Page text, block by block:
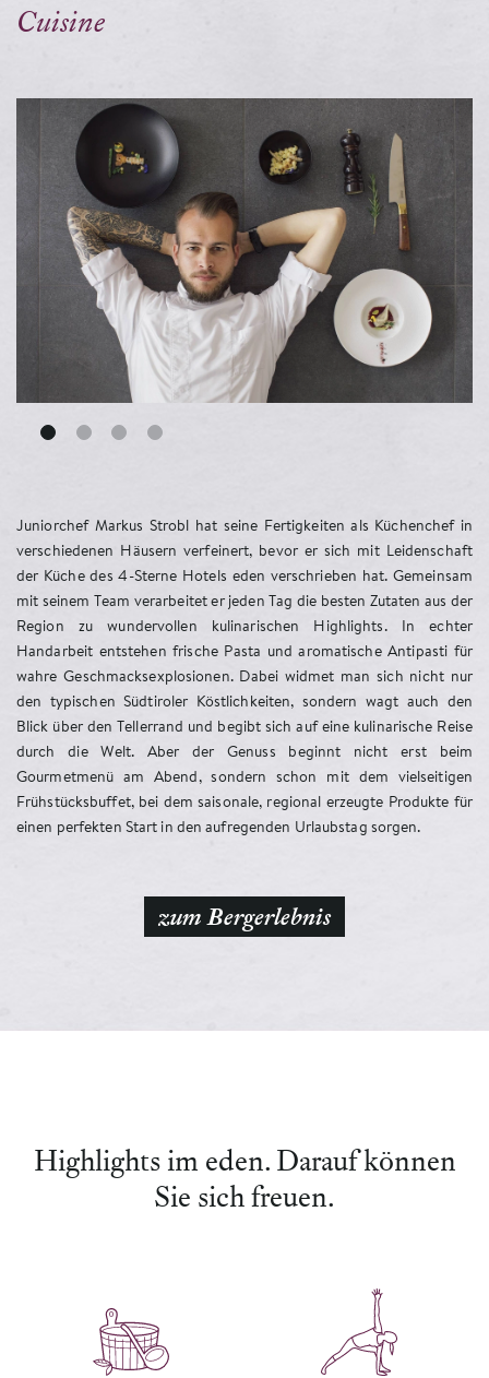
Cuisine
Juniorchef Markus Strobl hat seine Fertigkeiten als Küchenchef in
verschiedenen Häusern verfeinert, bevor er sich mit Leidenschaft
der Küche des 4-Sterne Hotels eden verschrieben hat. Gemeinsam
mit seinem Team verarbeitet er jeden Tag die besten Zutaten aus der
Region zu wundervollen kulinarischen Highlights. In echter
Handarbeit entstehen frische Pasta und aromatische Antipasti für
wahre Geschmacksexplosionen. Dabei widmet man sich nicht nur
den typischen Südtiroler Köstlichkeiten, sondern wagt auch den
Blick über den Tellerrand und begibt sich auf eine kulinarische Reise
durch die Welt. Aber der Genuss beginnt nicht erst beim
Gourmetmenü am Abend, sondern schon mit dem vielseitigen
Frühstücksbuffet, bei dem saisonale, regional erzeugte Produkte für
einen perfekten Start in den aufregenden Urlaubstag sorgen.
zum Bergerlebnis
Highlights im eden. Darauf können
Sie sich freuen.